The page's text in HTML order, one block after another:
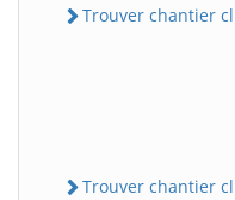
Trouver chantier
Trouver chantier